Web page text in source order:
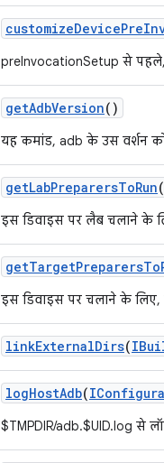
customizeDevicePre
preInvocationSetup से
getAdbVersion()
यह कमांड, adb के उस वर्शन
getLabPreparersToRun(
इस डिवाइस पर लैब चलाने के
getTargetPreparersTo
इस डिवाइस पर चलाने के लिए,
linkExternalDirs(
logHostAdb(
$TMPDIR/adb.$UID.log से